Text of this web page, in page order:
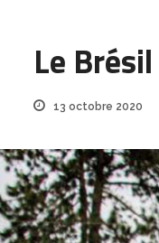
Le
13 octobre 2020